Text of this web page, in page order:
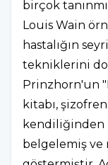
birçok
Louis Wain
hastalığın
tekniklerini
Prinzhorn'un
kitabı,
kendiliğinden
belgelemiş ve